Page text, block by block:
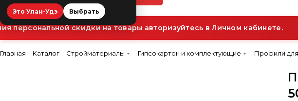
Это Улан-Удэ Выбрать
персональной скидки на товары авторизуйтесь в Личном кабинете.
Главная Каталог Стройматериалы Гипсокартон и комплектующие Профили